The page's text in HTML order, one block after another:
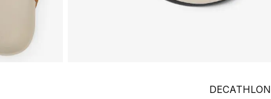
DECATHLON